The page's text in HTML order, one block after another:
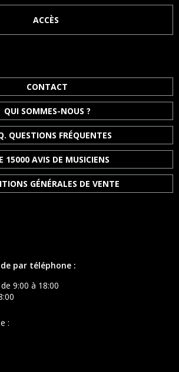
par téléphone :
9:00 à 18:00
:
CONTACT
QUI SOMMES-NOUS ?
QUESTIONS FRÉQUENTES
15000 AVIS DE MUSICIENS
GÉNÉRALES DE VENTE
ACCÈS